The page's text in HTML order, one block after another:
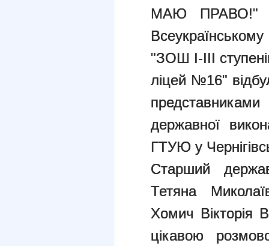
МАЮ ПРАВО!"
"ЗОШ І-ІІІ
ліцей №16"
державної
ГТУЮ у
Старший
Тетяна
Хомич Вікторія
цікавою